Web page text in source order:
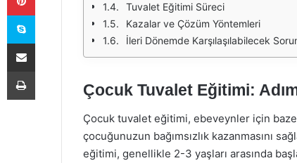
Tuvalet Eğitimi Süreci
Kazalar ve Çözüm Yöntemleri
İleri Dönemde Karşılaşılabilecek
Çocuk Tuvalet Eğitimi:
Çocuk tuvalet eğitimi, ebeveynler için
çocuğunuzun bağımsızlık kazanmasını
eğitimi, genellikle 2-3 yaşları arasında
Skype
E-Posta ile paylaş